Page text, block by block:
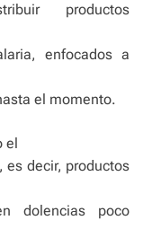
productos
enfocados a
el momento.
el
es decir, productos
dolencias poco